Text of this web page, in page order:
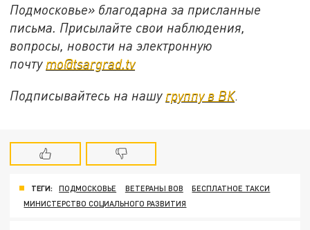
Подмосковье» благодарна за присланные
письма. Присылайте свои наблюдения,
вопросы, новости на электронную
почту mo@tsargrad.tv
Подписывайтесь на нашу группу в ВК.
ТЕГИ: ПОДМОСКОВЬЕ ВЕТЕРАНЫ ВОВ
БЕСПЛАТНОЕ ТАКСИ
МИНИСТЕРСТВО СОЦИАЛЬНОГО РАЗВИТИЯ